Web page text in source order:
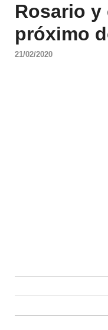
Rosario y
próximo
21/02/2020